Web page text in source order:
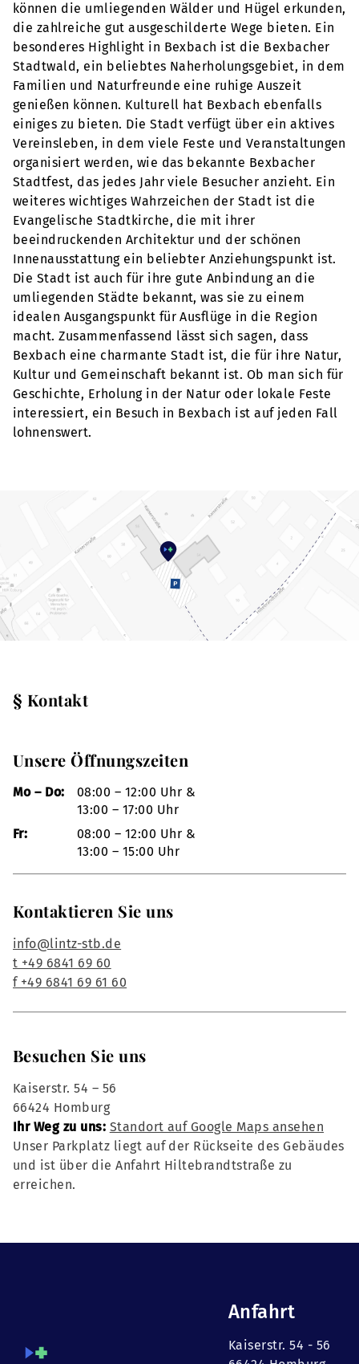
können die umliegenden Wälder und Hügel erkunden,
die zahlreiche gut ausgeschilderte Wege bieten. Ein
besonderes Highlight in Bexbach ist die Bexbacher
Stadtwald, ein beliebtes Naherholungsgebiet, in dem
Familien und Naturfreunde eine ruhige Auszeit
genießen können. Kulturell hat Bexbach ebenfalls
einiges zu bieten. Die Stadt verfügt über ein aktives
Vereinsleben, in dem viele Feste und Veranstaltungen
organisiert werden, wie das bekannte Bexbacher
Stadtfest, das jedes Jahr viele Besucher anzieht. Ein
weiteres wichtiges Wahrzeichen der Stadt ist die
Evangelische Stadtkirche, die mit ihrer
beeindruckenden Architektur und der schönen
Innenausstattung ein beliebter Anziehungspunkt ist.
Die Stadt ist auch für ihre gute Anbindung an die
umliegenden Städte bekannt, was sie zu einem
idealen Ausgangspunkt für Ausflüge in die Region
macht. Zusammenfassend lässt sich sagen, dass
Bexbach eine charmante Stadt ist, die für ihre Natur,
Kultur und Gemeinschaft bekannt ist. Ob man sich für
Geschichte, Erholung in der Natur oder lokale Feste
interessiert, ein Besuch in Bexbach ist auf jeden Fall
lohnenswert.
§ Kontakt
Unsere Öffnungszeiten
Mo – Do:
08:00 – 12:00 Uhr &
13:00 – 17:00 Uhr
Fr:
08:00 – 12:00 Uhr &
13:00 – 15:00 Uhr
Kontaktieren Sie uns
info@lintz-stb.de
t +49 6841 69 60
f +49 6841 69 61 60
Besuchen Sie uns
Kaiserstr. 54 – 56
66424 Homburg
Ihr Weg zu uns: Standort auf Google Maps ansehen
Unser Parkplatz liegt auf der Rückseite des Gebäudes
und ist über die Anfahrt Hiltebrandtstraße zu
erreichen.
Anfahrt
Kaiserstr. 54 - 56